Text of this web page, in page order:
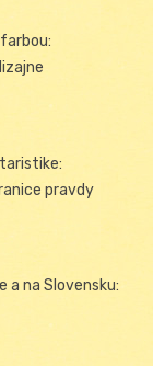
pravdy
a na Slovensku: